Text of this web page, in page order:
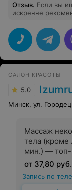
Отзыв. Если вы
искренне
разными
У меня она даже
которой я уже
чудеса, а слова:
поднимают
недавно болела
Огромное
САЛОН КРАСОТЫ
5.0
Минск, ул.
Массаж
тела (кроме
мин.) —
от 37,80 руб.
Запись по